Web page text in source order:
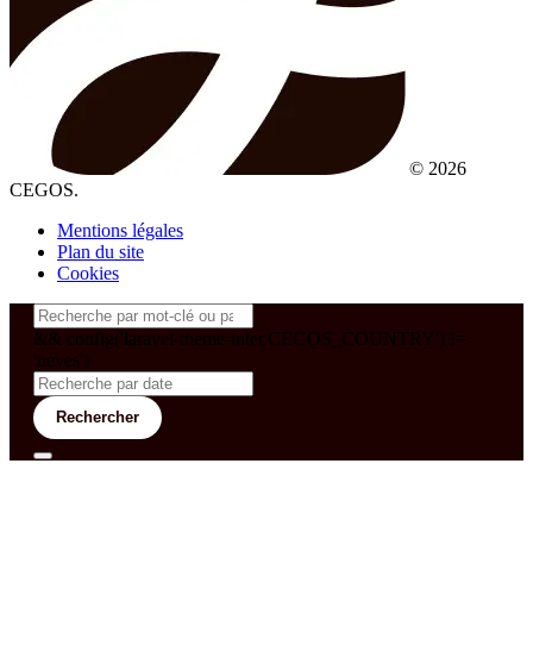
© 2026
CEGOS.
Mentions légales
Plan du site
Cookies
&& config('laravel-theme-inter.CEGOS_COUNTRY') !=
'neves')
Rechercher